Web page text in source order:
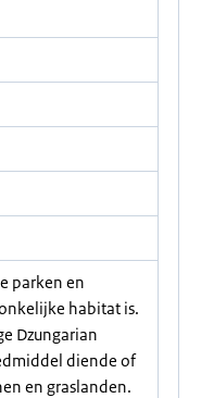
parken en
habitat is.
Dzungarian
diende of
en graslanden.